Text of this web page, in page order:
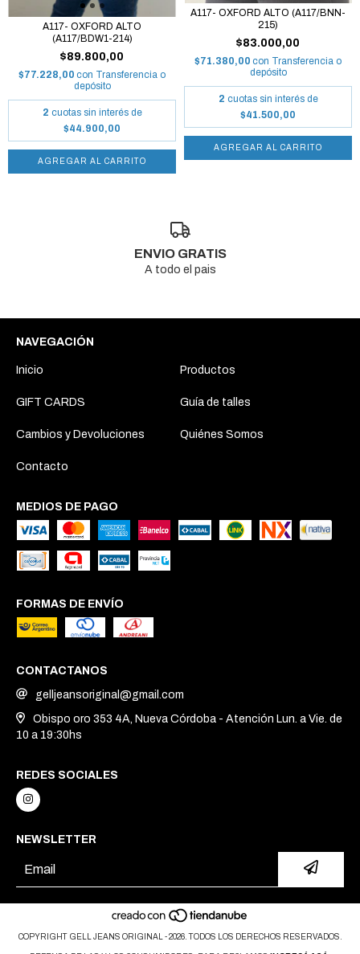
A117- OXFORD ALTO
(A117/BDW1-214)
$89.800,00
$77.228,00 con Transferencia o
depósito
2 cuotas sin interés de
$44.900,00
AGREGAR AL CARRITO
A117- OXFORD ALTO (A117/BNN-
215)
$83.000,00
$71.380,00 con Transferencia o
depósito
2 cuotas sin interés de
$41.500,00
AGREGAR AL CARRITO
ENVIO GRATIS
A todo el pais
NAVEGACIÓN
Inicio Productos
GIFT CARDS Guía de talles
Cambios y Devoluciones Quiénes Somos
Contacto
MEDIOS DE PAGO
FORMAS DE ENVÍO
CONTACTANOS
gelljeansoriginal@gmail.com
Obispo oro 353 4A, Nueva Córdoba - Atención Lun. a Vie. de
10 a 19:30hs
REDES SOCIALES
NEWSLETTER
COPYRIGHT GELL JEANS ORIGINAL - 2026. TODOS LOS DERECHOS RESERVADOS.